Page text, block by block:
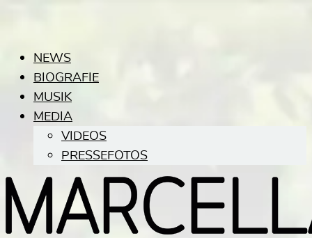
NEWS
BIOGRAFIE
MUSIK
MEDIA
VIDEOS
PRESSEFOTOS